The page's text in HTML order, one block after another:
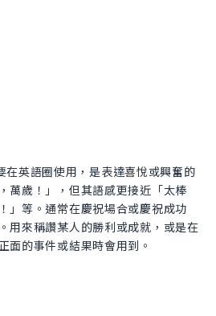
英語圈使用，是表達喜悅或興奮的
萬歲！」，但其語感更接近「太棒
」等。通常在慶祝場合或慶祝成功
用來稱讚某人的勝利或成就，或是在
面的事件或結果時會用到。